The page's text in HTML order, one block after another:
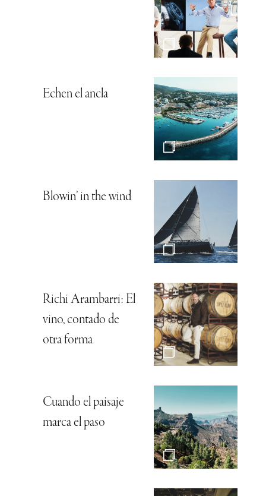
Echen el ancla
Blowin’ in the wind
Richi Arambarri: El
vino, contado de
otra forma
Cuando el paisaje
marca el paso